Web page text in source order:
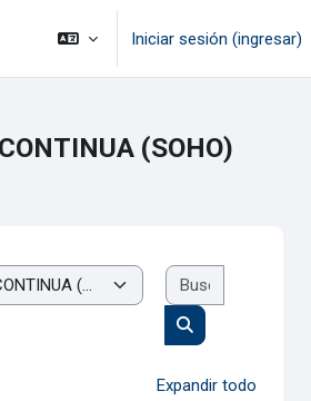
Iniciar sesión (ingresar)
(SOHO)
Buscar cursos
Expandir todo